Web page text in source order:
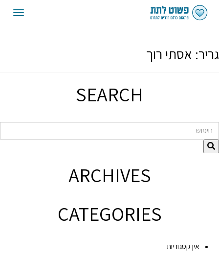
גריר: אסתי רוך
SEARCH
חיפוש
ARCHIVES
CATEGORIES
אין קטגוריות